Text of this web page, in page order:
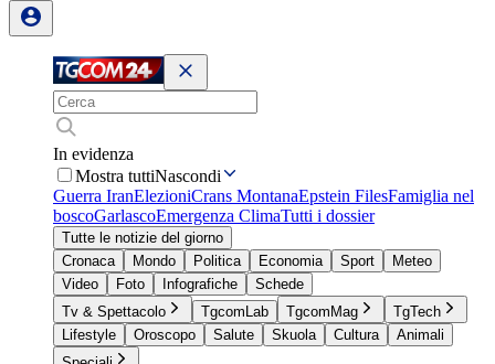
In evidenza
Mostra tuttiNascondi
Guerra IranElezioniCrans MontanaEpstein FilesFamiglia nel
boscoGarlascoEmergenza ClimaTutti i dossier
Tutte le notizie del giorno
Cronaca
Mondo Politica Economia Sport
Meteo
Video
Foto Infografiche
Schede
Tv & Spettacolo
TgcomLab TgcomMag
TgTech
Lifestyle
Oroscopo Salute Skuola Cultura
Animali